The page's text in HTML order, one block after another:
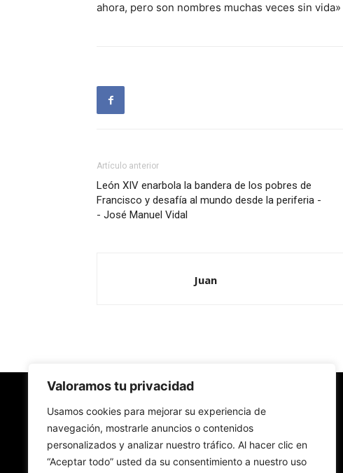
Valoramos tu privacidad
Usamos cookies para mejorar su experiencia de
navegación, mostrarle anuncios o contenidos
personalizados y analizar nuestro tráfico. Al hacer clic en
“Aceptar todo” usted da su consentimiento a nuestro uso
ahora, pero son nombres muchas veces sin vida»
Artículo anterior
León XIV enarbola la bandera de los pobres de
Francisco y desafía al mundo desde la periferia -
- José Manuel Vidal
Juan
Redes Cristianas
Una mirada alternativa sobre la Iglesia católica y la